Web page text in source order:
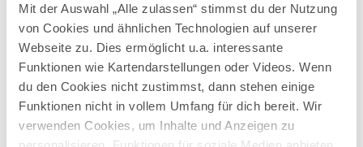
Mit der Auswahl „Alle zulassen“ stimmst du der Nutzung
von Cookies und ähnlichen Technologien auf unserer
Webseite zu. Dies ermöglicht u.a. interessante
Funktionen wie Kartendarstellungen oder Videos. Wenn
du den Cookies nicht zustimmst, dann stehen einige
Funktionen nicht in vollem Umfang für dich bereit. Wir
verwenden Cookies, um Inhalte und Anzeigen zu
2
Von der Hochgratbahn-Talstation
nach Steibis
©
Von der Hochgratbahn-Talstation nach Steibis
DISTANZ
5,3 km
DAUER
1:35 h
AUFSTIEG SCHWIERIGKEIT